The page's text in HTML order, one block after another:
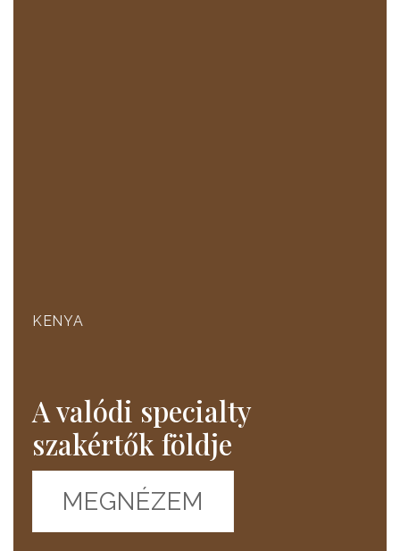
KENYA
A valódi specialty
szakértők földje
MEGNÉZEM